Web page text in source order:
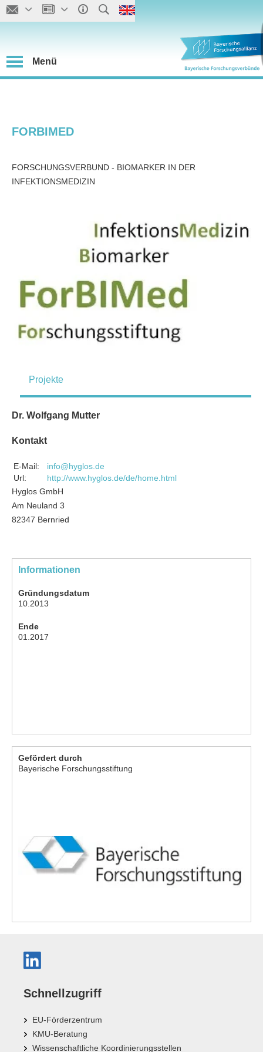
Menü
FORBIMED
FORSCHUNGSVERBUND - BIOMARKER IN DER
INFEKTIONSMEDIZIN
Projekte
Dr. Wolfgang Mutter
Kontakt
E-Mail:
info@hyglos.de
Url:
http://www.hyglos.de/de/home.html
Hyglos GmbH
Am Neuland 3
82347 Bernried
Informationen
Gründungsdatum
10.2013
Ende
01.2017
Gefördert durch
Bayerische Forschungsstiftung
Schnellzugriff
EU-Förderzentrum
KMU-Beratung
Wissenschaftliche Koordinierungsstellen